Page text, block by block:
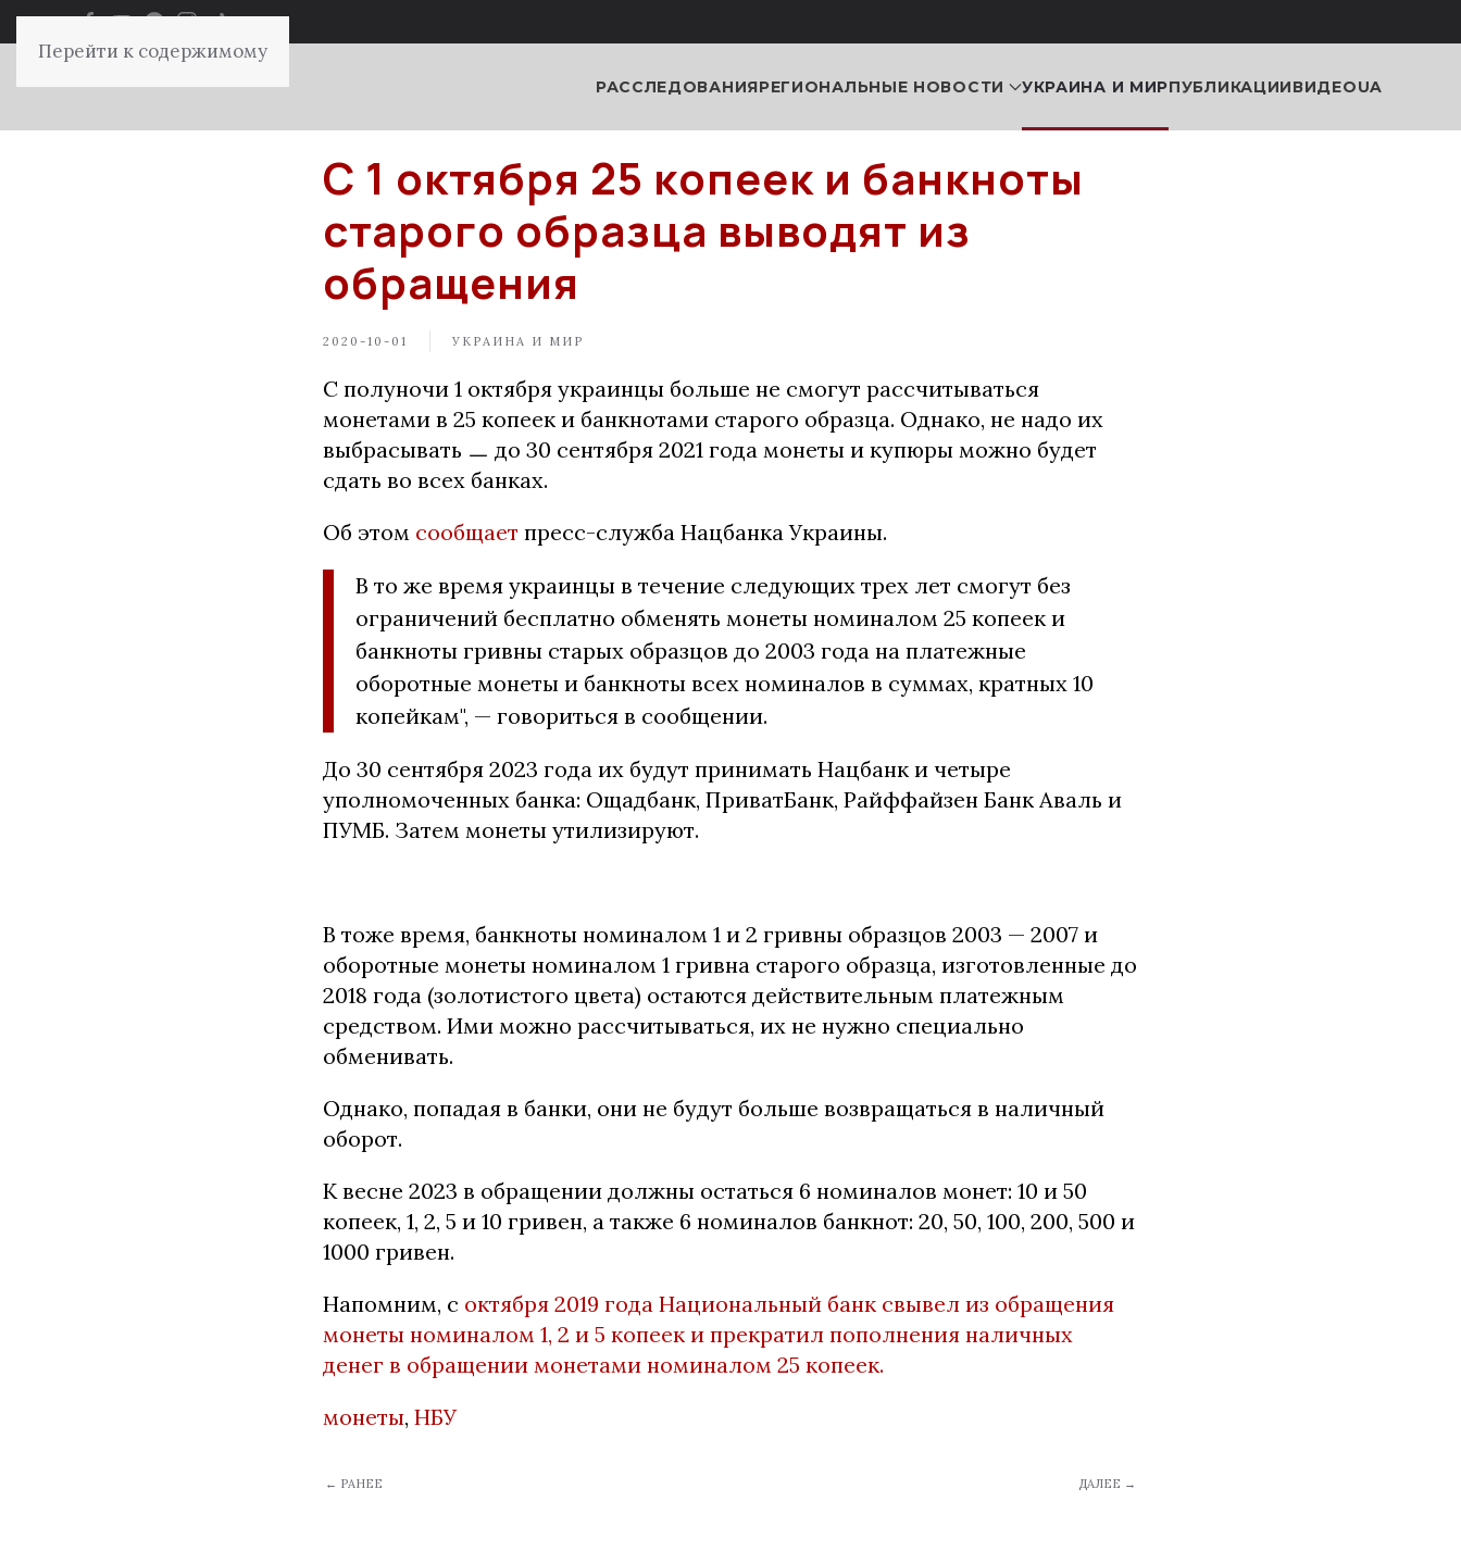
Перейти к содержимому
РАССЛЕДОВАНИЯРЕГИОНАЛЬНЫЕ НОВОСТИ УКРАИНА И МИРПУБЛИКАЦИИВИДЕОUA
С 1 октября 25 копеек и банкноты
старого образца выводят из
обращения
2020-10-01 УКРАИНА И МИР
С полуночи 1 октября украинцы больше не смогут рассчитываться
монетами в 25 копеек и банкнотами старого образца. Однако, не надо их
выбрасывать ㅡ до 30 сентября 2021 года монеты и купюры можно будет
сдать во всех банках.
Об этом сообщает пресс-служба Нацбанка Украины.
В то же время украинцы в течение следующих трех лет смогут без
ограничений бесплатно обменять монеты номиналом 25 копеек и
банкноты гривны старых образцов до 2003 года на платежные
оборотные монеты и банкноты всех номиналов в суммах, кратных 10
копейкам", — говориться в сообщении.
До 30 сентября 2023 года их будут принимать Нацбанк и четыре
уполномоченных банка: Ощадбанк, ПриватБанк, Райффайзен Банк Аваль и
ПУМБ. Затем монеты утилизируют.
В тоже время, банкноты номиналом 1 и 2 гривны образцов 2003 — 2007 и
оборотные монеты номиналом 1 гривна старого образца, изготовленные до
2018 года (золотистого цвета) остаются действительным платежным
средством. Ими можно рассчитываться, их не нужно специально
обменивать.
Однако, попадая в банки, они не будут больше возвращаться в наличный
оборот.
К весне 2023 в обращении должны остаться 6 номиналов монет: 10 и 50
копеек, 1, 2, 5 и 10 гривен, а также 6 номиналов банкнот: 20, 50, 100, 200, 500 и
1000 гривен.
Напомним, с октября 2019 года Национальный банк свывел из обращения
монеты номиналом 1, 2 и 5 копеек и прекратил пополнения наличных
денег в обращении монетами номиналом 25 копеек.
монеты, НБУ
← РАНЕЕ ДАЛЕЕ →